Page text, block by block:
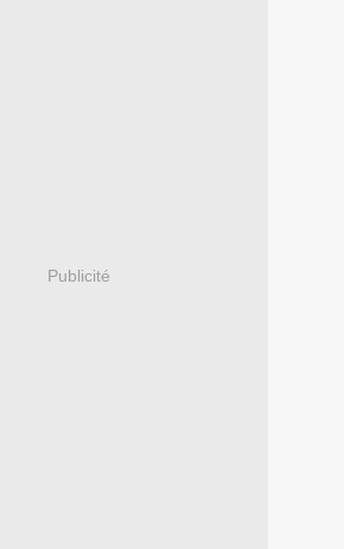
Publicité